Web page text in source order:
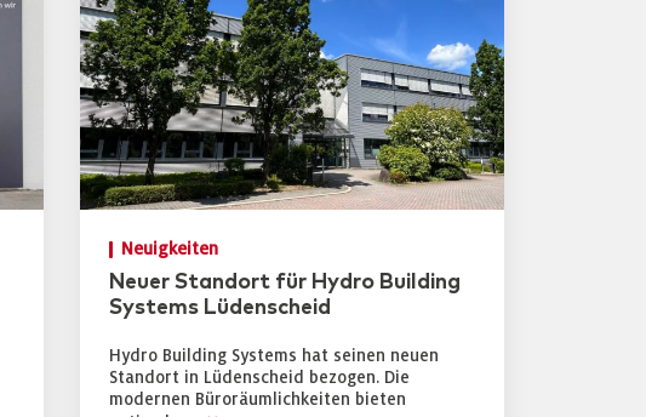
Neuigkeiten
Neuer Standort für Hydro Building
Systems Lüdenscheid
Hydro Building Systems hat seinen neuen
Standort in Lüdenscheid bezogen. Die
modernen Büroräumlichkeiten bieten